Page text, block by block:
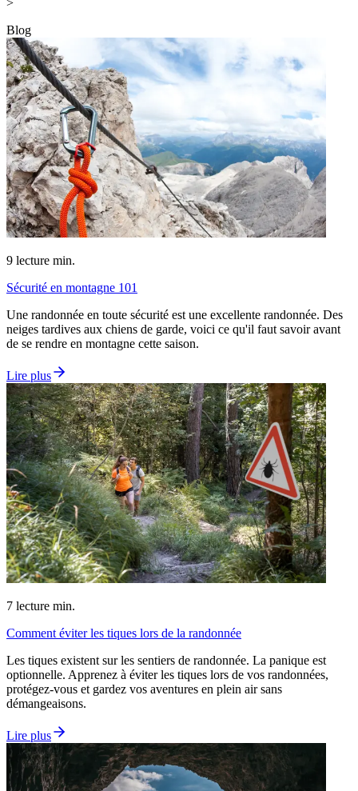
Blog
9 lecture min.
Sécurité en montagne 101
Une randonnée en toute sécurité est une excellente randonnée. Des
neiges tardives aux chiens de garde, voici ce qu'il faut savoir avant
de se rendre en montagne cette saison.
Lire plus
7 lecture min.
Comment éviter les tiques lors de la randonnée
Les tiques existent sur les sentiers de randonnée. La panique est
optionnelle. Apprenez à éviter les tiques lors de vos randonnées,
protégez-vous et gardez vos aventures en plein air sans
démangeaisons.
Lire plus